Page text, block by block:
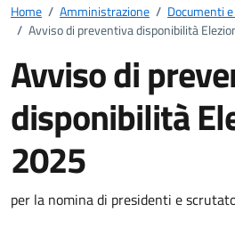
Home / Amministrazione / Documenti
/ Avviso di preventiva disponibilità
Avviso di
disponibilità
2025
Dettagli del
per la nomina di presidenti e